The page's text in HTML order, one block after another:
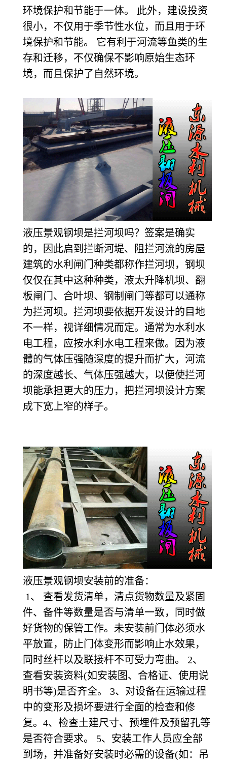
环境保护和节能于一体。 此外，建设投资
很小，不仅用于季节性水位，而且用于环
境保护和节能。 它有利于河流等鱼类的生
存和迁移，不仅确保不影响原始生态环
境，而且保护了自然环境。
液压景观钢坝是拦河坝吗？签案是确实
的，因此启到拦断河堤、阻拦河流的房屋
建筑的水利闸门种类都称作拦河坝，钢坝
仅仅在其中这种种类，液太升降机坝、翻
板闸门、合叶坝、钢制闸门等都可以通称
为拦河坝。拦河坝要依据开发设计的目地
不一样，视详细情况而定。通常为水利水
电工程，应按水利水电工程来做。因为液
體的气体压强随深度的提升而扩大，河流
的深度越长、气体压强越大，以便使拦河
坝能承担更大的压力，把拦河坝设计方案
成下宽上窄的样子。
液压景观钢坝安装前的准备：
1、 查看发货清单，清点货物数量及紧固
件、备件等数量是否与清单一致，同时做
好货物的保管工作。未安装前门体必须水
平放置，防止门体变形而影响止水效果，
同时丝杆以及联接杆不可受力弯曲。 2、
查看安装资料(如安装图、合格证、使用说
明书等)是否齐全。 3、对设备在运输过程
中的变形及损坏要进行全面的检查和修
复。4、检查土建尺寸、预埋件及预留孔等
是否符合要求。 5、安装工作人员应全部
到场，并准备好安装时必需的设备(如：吊